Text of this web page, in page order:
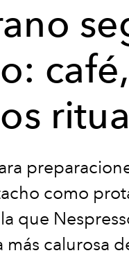
como
que
calurosa